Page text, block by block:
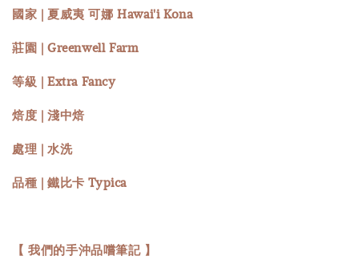
國家 | 夏威夷 可娜 Hawai'i Kona
莊園 | Greenwell Farm
等級 | Extra Fancy
焙度 | 淺中焙
處理 | 水洗
品種 | 鐵比卡 Typica
【我們的手沖品嚐筆記】